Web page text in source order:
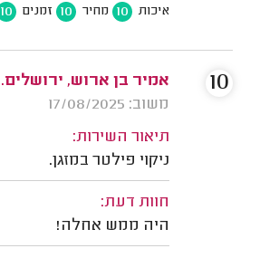
איכות 10 מחיר 10 זמנים 10
אמיר בן ארוש, ירושלים.
משוב: 17/08/2025
תיאור השירות:
ניקוי פילטר במזגן.
חוות דעת:
היה ממש אחלה!
10